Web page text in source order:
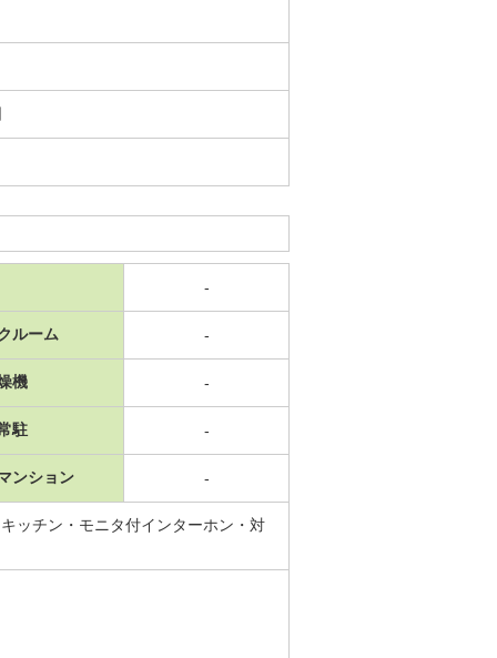
-
ルーム -
機 -
駐 -
ンション -
ッチン・モニタ付インターホン・対